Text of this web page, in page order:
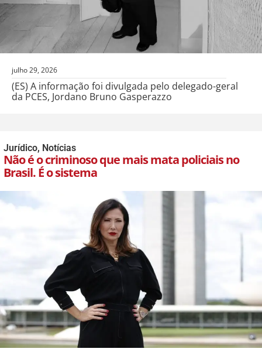
julho 29, 2026
(ES) A informação foi divulgada pelo delegado-geral
da PCES, Jordano Bruno Gasperazzo
Jurídico, Notícias
Não é o criminoso que mais mata policiais no
Brasil. É o sistema